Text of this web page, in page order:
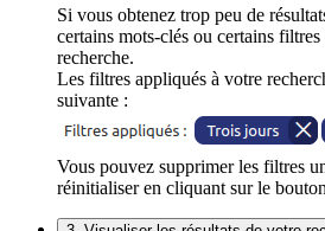
Si vous obtenez trop peu de
certains mots-clés ou certains
recherche.
Les filtres appliqués à votre
suivante :
Vous pouvez supprimer les filtres
réinitialiser en cliquant sur le